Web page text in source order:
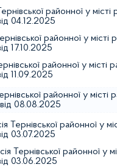
районної у місті
04.12.2025
районної у місті
17.10.2025
районної у місті
11.09.2025
районної у місті
08.08.2025
Тернівської районної у
03.07.2025
Тернівської районної у
03.06.2025